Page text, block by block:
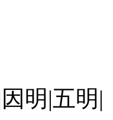
明|五明|